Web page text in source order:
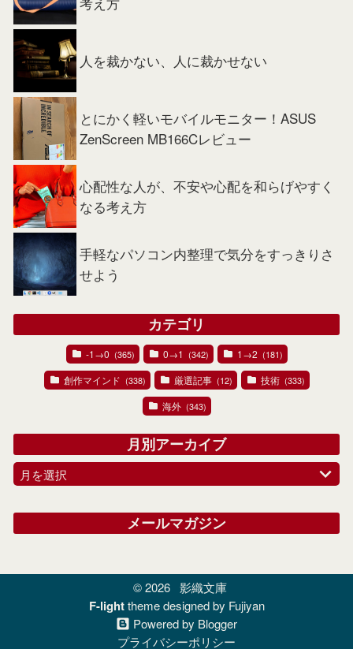
人を裁かない、人に裁かせない
とにかく軽いモバイルモニター！ASUS
ZenScreen MB166Cレビュー
心配性な人が、不安や心配を和らげやすく
なる考え方
手軽なパソコン内整理で気分をすっきりさ
せよう
カテゴリ
-1→0 (365) 0→1 (342) 1→2 (181)
創作マインド (338) 厳選記事 (12) 技術 (333)
海外 (343)
月別アーカイブ
月を選択
メールマガジン
© 2026 影織文庫
F-light theme designed by Fujiyan
Powered by Blogger
プライバシーポリシー